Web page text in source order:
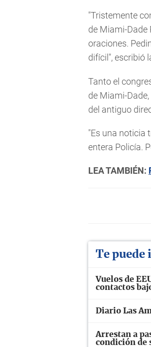
"Tristemente
de Miami-Dade
oraciones.
difícil", escribió
Tanto el
de Miami-
del antiguo
"Es una noticia
entera Policía.
LEA TAMBIÉN:
Te puede
Vuelos de
contactos
Diario Las
Arrestan a
condición de